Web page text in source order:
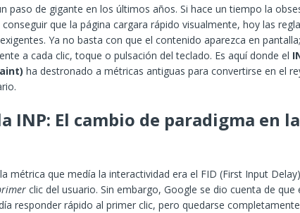
paso de gigante en los últimos años. Si hace un tiempo la
que la página cargara rápido visualmente, hoy las
Ya no basta con que el contenido aparezca en
a cada clic, toque o pulsación del teclado. Es aquí donde el
ha destronado a métricas antiguas para convertirse en el
INP: El cambio de paradigma en
métrica que medía la interactividad era el FID (First Input
clic del usuario. Sin embargo, Google se dio cuenta de que
responder rápido al primer clic, pero quedarse